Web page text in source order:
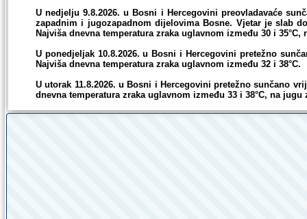
20°C 29°C
Kupres 15°C 26°C
17°C 30°C
20°C 32°C
U nedjelju 9.8.2026. u Bosni i Hercegovini preovladavaće
zapadnim i jugozapadnom dijelovima Bosne. Vjetar je slab
Najviša dnevna temperatura zraka uglavnom između 30 i 35°C,
U ponedjeljak 10.8.2026. u Bosni i Hercegovini pretežno
Najviša dnevna temperatura zraka uglavnom između 32 i 38°C.
U utorak 11.8.2026. u Bosni i Hercegovini pretežno sunčano
dnevna temperatura zraka uglavnom između 33 i 38°C, na jugu